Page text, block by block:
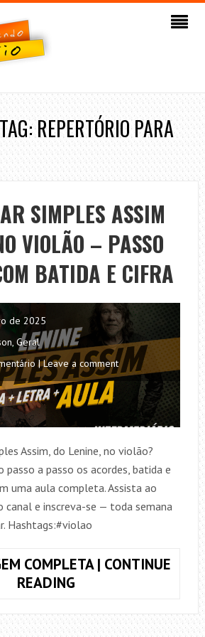
REPERTÓRIO PARA
SIMPLES ASSIM
VIOLÃO – PASSO
BATIDA E CIFRA
de 2025
, Geral
| Leave a comment
Assim, do Lenine, no violão?
passo a passo os acordes, batida e
uma aula completa. Assista ao
e inscreva-se — toda semana
Hashtags:#violao
COMPLETA | CONTINUE
READINGCOMO
SIMPLES